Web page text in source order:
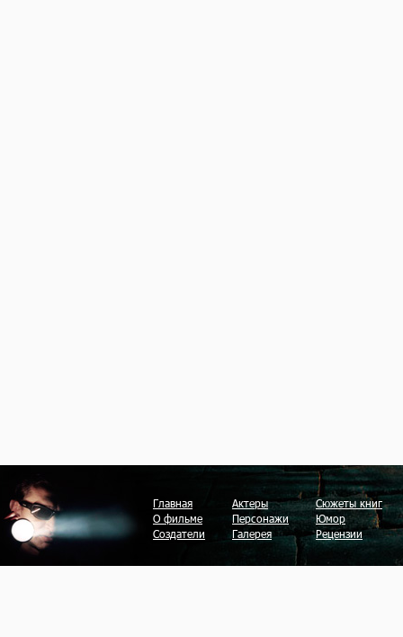
Главная
О фильме
Создатели
Актеры
Персонажи
Галерея
Сюжеты книг
Юмор
Рецензии